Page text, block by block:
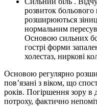
розвиток больового
розширюються
нормальним
Основою сильних
гострі форми
холестаз, ниркові
Основою регулярно
пов’язані з віком, що
років. Погіршення зору в
потроху, фактично